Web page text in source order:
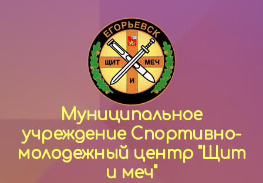
Муниципальное
учреждение Спортивно-
молодежный центр "Щит
и меч"